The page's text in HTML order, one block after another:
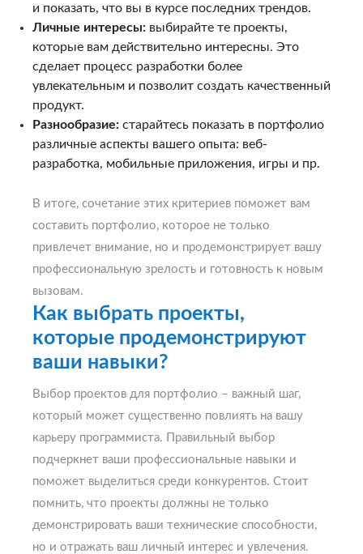
и показать, что вы в курсе последних трендов.
Личные интересы: выбирайте те проекты,
которые вам действительно интересны. Это
сделает процесс разработки более
увлекательным и позволит создать качественный
продукт.
Разнообразие: старайтесь показать в портфолио
различные аспекты вашего опыта: веб-
разработка, мобильные приложения, игры и пр.
В итоге, сочетание этих критериев поможет вам
составить портфолио, которое не только
привлечет внимание, но и продемонстрирует вашу
профессиональную зрелость и готовность к новым
вызовам.
Как выбрать проекты,
которые продемонстрируют
ваши навыки?
Выбор проектов для портфолио – важный шаг,
который может существенно повлиять на вашу
карьеру программиста. Правильный выбор
подчеркнет ваши профессиональные навыки и
поможет выделиться среди конкурентов. Стоит
помнить, что проекты должны не только
демонстрировать ваши технические способности,
но и отражать ваш личный интерес и увлечения.